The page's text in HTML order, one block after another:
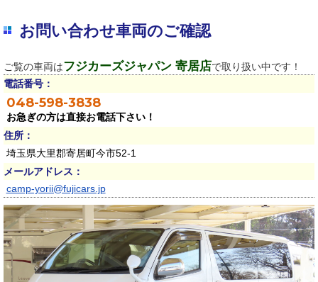
お問い合わせ車両のご確認
ご覧の車両はフジカーズジャパン 寄居店で取り扱い中です！
電話番号：
048-598-3838
お急ぎの方は直接お電話下さい！
住所：
埼玉県大里郡寄居町今市52-1
メールアドレス：
camp-yorii@fujicars.jp